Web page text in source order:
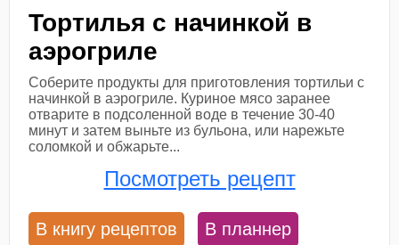
Тортилья с начинкой в
аэрогриле
Соберите продукты для приготовления тортильи с
начинкой в аэрогриле. Куриное мясо заранее
отварите в подсоленной воде в течение 30-40
минут и затем выньте из бульона, или нарежьте
соломкой и обжарьте...
Посмотреть рецепт
В книгу рецептов В планнер